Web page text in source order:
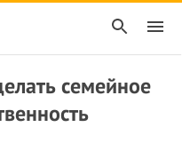
семейное